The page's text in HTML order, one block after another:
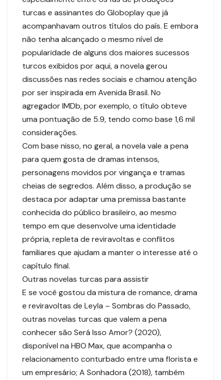
turcas e assinantes do Globoplay que já
acompanhavam outros títulos do país. E embora
não tenha alcançado o mesmo nível de
popularidade de alguns dos maiores sucessos
turcos exibidos por aqui, a novela gerou
discussões nas redes sociais e chamou atenção
por ser inspirada em Avenida Brasil. No
agregador IMDb, por exemplo, o título obteve
uma pontuação de 5.9, tendo como base 1,6 mil
considerações.
Com base nisso, no geral, a novela vale a pena
para quem gosta de dramas intensos,
personagens movidos por vingança e tramas
cheias de segredos. Além disso, a produção se
destaca por adaptar uma premissa bastante
conhecida do público brasileiro, ao mesmo
tempo em que desenvolve uma identidade
própria, repleta de reviravoltas e conflitos
familiares que ajudam a manter o interesse até o
capítulo final.
Outras novelas turcas para assistir
E se você gostou da mistura de romance, drama
e reviravoltas de Leyla – Sombras do Passado,
outras novelas turcas que valem a pena
conhecer são Será Isso Amor? (2020),
disponível na HBO Max, que acompanha o
relacionamento conturbado entre uma florista e
um empresário; A Sonhadora (2018), também